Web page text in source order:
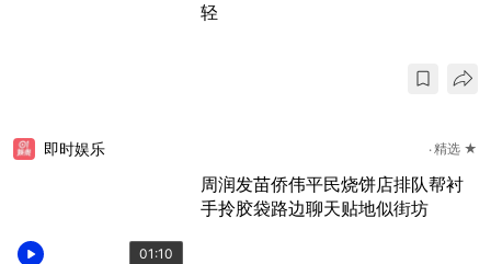
轻
01:10
即时娱乐 精选 ★
周润发苗侨伟平民烧饼店排队帮衬
手拎胶袋路边聊天贴地似街坊